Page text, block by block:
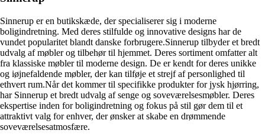
Sinnerup er en butikskæde, der specialiserer sig i moderne
boligindretning. Med deres stilfulde og innovative designs har de
vundet popularitet blandt danske forbrugere.Sinnerup tilbyder et bredt
udvalg af møbler og tilbehør til hjemmet. Deres sortiment omfatter alt
fra klassiske møbler til moderne design. De er kendt for deres unikke
og iøjnefaldende møbler, der kan tilføje et strejf af personlighed til
ethvert rum.Når det kommer til specifikke produkter for jysk hjørring,
har Sinnerup et bredt udvalg af senge og soveværelsesmøbler. Deres
ekspertise inden for boligindretning og fokus på stil gør dem til et
attraktivt valg for enhver, der ønsker at skabe en drømmende
soveværelsesatmosfære.